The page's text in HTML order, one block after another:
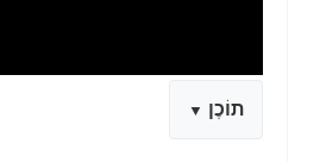
תוֹכֶן